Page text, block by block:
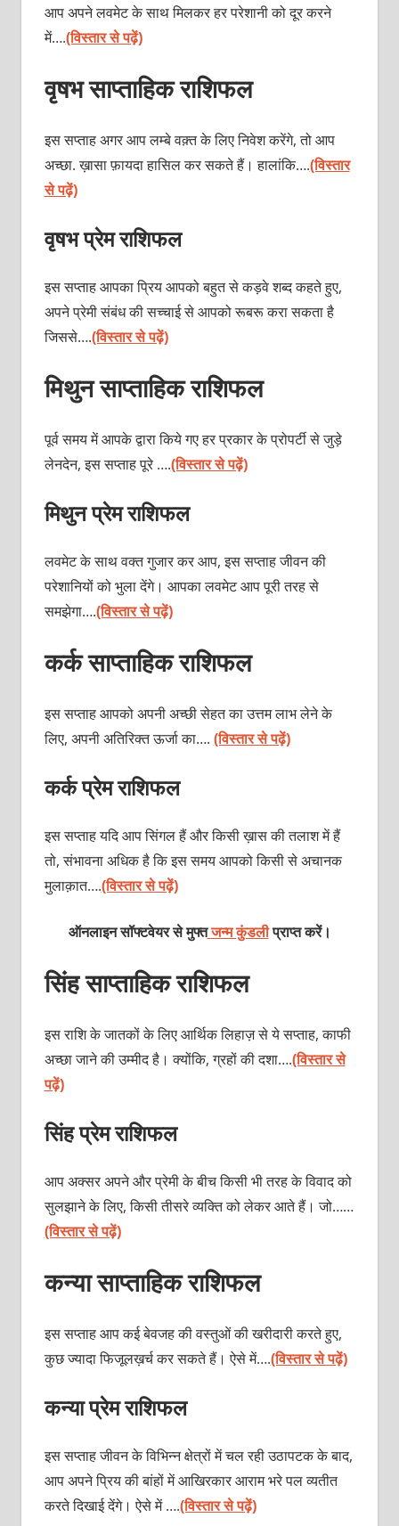
आप अपने लवमेट के साथ मिलकर हर परेशानी को दूर करने
में….(विस्तार से पढ़ें)
वृषभ साप्ताहिक राशिफल
इस सप्ताह अगर आप लम्बे वक़्त के लिए निवेश करेंगे, तो आप
अच्छा. ख़ासा फ़ायदा हासिल कर सकते हैं। हालांकि….(विस्तार
से पढ़ें)
वृषभ प्रेम राशिफल
इस सप्ताह आपका प्रिय आपको बहुत से कड़वे शब्द कहते हुए,
अपने प्रेमी संबंध की सच्चाई से आपको रूबरू करा सकता है
जिससे….(विस्तार से पढ़ें)
मिथुन साप्ताहिक राशिफल
पूर्व समय में आपके द्वारा किये गए हर प्रकार के प्रोपर्टी से जुड़े
लेनदेन, इस सप्ताह पूरे ….(विस्तार से पढ़ें)
मिथुन प्रेम राशिफल
लवमेट के साथ वक्त गुजार कर आप, इस सप्ताह जीवन की
परेशानियों को भुला देंगे। आपका लवमेट आप पूरी तरह से
समझेगा….(विस्तार से पढ़ें)
कर्क साप्ताहिक राशिफल
इस सप्ताह आपको अपनी अच्छी सेहत का उत्तम लाभ लेने के
लिए, अपनी अतिरिक्त ऊर्जा का…. (विस्तार से पढ़ें)
कर्क प्रेम राशिफल
इस सप्ताह यदि आप सिंगल हैं और किसी ख़ास की तलाश में हैं
तो, संभावना अधिक है कि इस समय आपको किसी से अचानक
मुलाक़ात….(विस्तार से पढ़ें)
ऑनलाइन सॉफ्टवेयर से मुफ्तजन्म कुंडलीप्राप्त करें।
सिंह साप्ताहिक राशिफल
इस राशि के जातकों के लिए आर्थिक लिहाज़ से ये सप्ताह, काफी
अच्छा जाने की उम्मीद है। क्योंकि, ग्रहों की दशा….(विस्तार से
पढ़ें)
सिंह प्रेम राशिफल
आप अक्सर अपने और प्रेमी के बीच किसी भी तरह के विवाद को
सुलझाने के लिए, किसी तीसरे व्यक्ति को लेकर आते हैं। जो……
(विस्तार से पढ़ें)
कन्या साप्ताहिक राशिफल
इस सप्ताह आप कई बेवजह की वस्तुओं की खरीदारी करते हुए,
कुछ ज्यादा फिजूलख़र्च कर सकते हैं। ऐसे में….(विस्तार से पढ़ें)
कन्या प्रेम राशिफल
इस सप्ताह जीवन के विभिन्न क्षेत्रों में चल रही उठापटक के बाद,
आप अपने प्रिय की बांहों में आखिरकार आराम भरे पल व्यतीत
करते दिखाई देंगे। ऐसे में ….(विस्तार से पढ़ें)